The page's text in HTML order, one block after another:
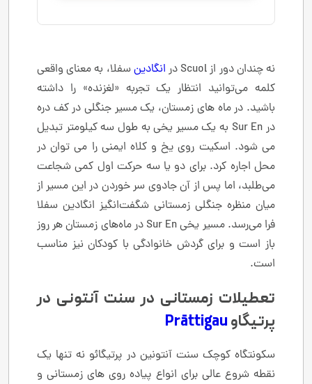
نه چندان دور از Scuol در انگادینسفلا، به معنای واقعی
کلمه می‌توانید انتظار یک تجربه «لغزنده» را داشته
باشید. در ماه های زمستان، یک مسیر جنگلی در کف دره
در Sur En به یک مسیر یخی به طول سه کیلومتر تبدیل
می شود. اسکیت روی یخ و کلاه ایمنی را می توان در
محل اجاره کرد. برای دو یا سه حرکت اول کمی شجاعت
می‌طلبد، اما پس از آن جادوی سر خوردن در این مسیر از
میان منظره جنگلی زمستانی شگفت‌انگیز انگادین سفلا
فرا می‌رسد. مسیر یخی Sur En در ماه‌های زمستان هر روز
باز است و برای گردش خانوادگی با کودکان نیز مناسب
است.
تعطیلات زمستانی در سنت آنتونی در
پرتیگاوPrättigau
سکونتگاه کوچک سنت آنتونین در پرتیگائو نه تنها یک
نقطه شروع عالی برای انواع پیاده روی های زمستانی و